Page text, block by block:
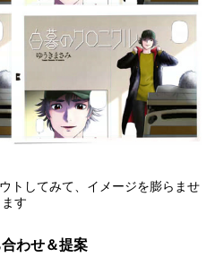
トしてみて、イメージを膨らませ
ます
わせ＆提案